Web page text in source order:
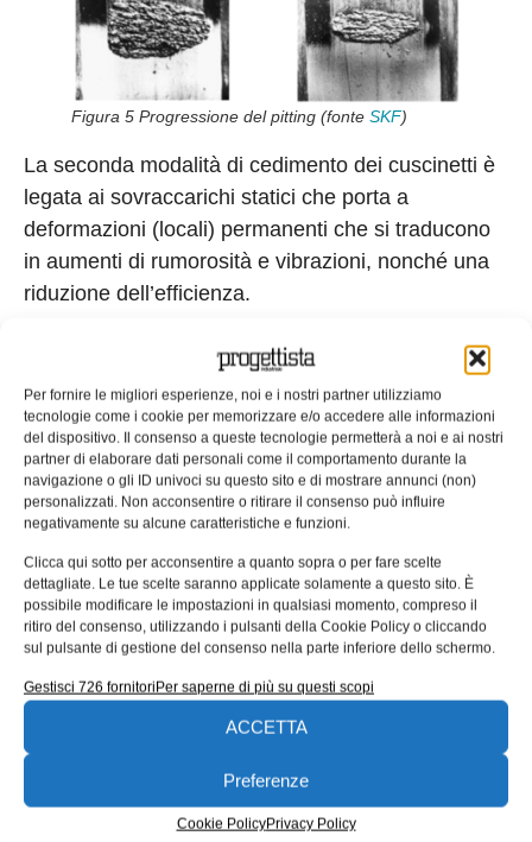
Per fornire le migliori esperienze, noi e i nostri partner utilizziamo
tecnologie come i cookie per memorizzare e/o accedere alle informazioni
del dispositivo. Il consenso a queste tecnologie permetterà a noi e ai nostri
partner di elaborare dati personali come il comportamento durante la
navigazione o gli ID univoci su questo sito e di mostrare annunci (non)
personalizzati. Non acconsentire o ritirare il consenso può influire
negativamente su alcune caratteristiche e funzioni.
Clicca qui sotto per acconsentire a quanto sopra o per fare scelte
dettagliate. Le tue scelte saranno applicate solamente a questo sito. È
possibile modificare le impostazioni in qualsiasi momento, compreso il
ritiro del consenso, utilizzando i pulsanti della Cookie Policy o cliccando
sul pulsante di gestione del consenso nella parte inferiore dello schermo.
Gestisci 726 fornitoriPer saperne di più su questi scopi
ACCETTA
Preferenze
Cookie PolicyPrivacy Policy
Figura 5 Progressione del pitting (fonte SKF)
La seconda modalità di cedimento dei cuscinetti è
legata ai sovraccarichi statici che porta a
deformazioni (locali) permanenti che si traducono
in aumenti di rumorosità e vibrazioni, nonché una
riduzione dell’efficienza.
In presenza di un disallineamento (ad esempio per
errori di montaggio) si può anche arrivare alla
condizione di cui il cuscinetto lavora in modo
asimmetrico e, in condizioni critiche, può arrivare a
“sgabbiare”. Altro fenomeno classificabile come
cedimento è legato ad un non corretto
dimensionamento dell’interferenza di montaggio
che porta a moti relativi tra gli anelli del cuscinetto
e le sedi, ed una progressiva usura degli anelli
che, nel tempo, porta a disallineamenti e, quindi,
favorendo altre tipologie di cedimento. Per
dimensionare i cuscinetti volventi esistono modelli
più o meno accurati che tengono conto sia delle
condizioni statiche che delle condizioni dinamiche.
Il dimensionamento statico serve per garantire il
corretto funzionamento del cuscinetto in presenza